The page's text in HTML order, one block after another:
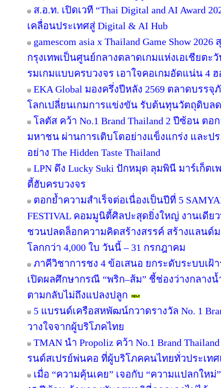
ส.อ.ท. เปิดเวที “Thai Digital and AI Award
เคลื่อนประเทศสู่ Digital & AI Hub
gamescom asia x Thailand Game Show
กรุงเทพเป็นศูนย์กลางตลาดเกมแห่งเอเชียต
รมเกมแบบครบวงจร เอาใจคอเกมอัดแน่น 4
EKA Global มองครึ่งปีหลัง 2569 ตลาดบร
โลกเปลี่ยนเกมการแข่งขัน รับต้นทุนวัตถุดิบล
โลตัส คว้า No.1 Brand Thailand 2 ปีซ้อน ต
มหาชน ผ่านการเติบโตอย่างแข็งแกร่ง และ
อย่าง The Hidden Taste Thailand
LPN ดึง Lucky Suki ปักหมุด ลุมพินี มาร์เก็ต
ตี้ฮับครบวงจร
ตอกย้ำความสำเร็จต่อเนื่องเป็นปีที่ 5
FESTIVAL คอมมูนิตี้ศิลปะสุดยิ่งใหญ่ งานเดี
ชวนปลดล็อกความคิดสร้างสรรค์ สร้างแลนด์
โลกกว่า 4,000 ใบ วันนี้ – 31 กรกฎาคม
ภาคีวิชาการชง 4 ข้อเสนอ ยกระดับระบบเฝ้
เปิดผลศึกษากรณี “พริก–ส้ม” ชี้ช่องว่างกลาง
ตามกลับไม่ถึงแปลงปลูก
5 แบรนด์เครือสหพัฒน์กวาดรางวัล No. 1
วางใจจากผู้บริโภคไทย
TMAN นำ Propoliz คว้า No.1 Brand
รนด์สเปรย์พ่นคอ ที่ผู้บริโภคคนไทยทั่วประเทศ
เมื่อ “ความคุ้นเคย” เจอกับ “ความแปลกใหม่